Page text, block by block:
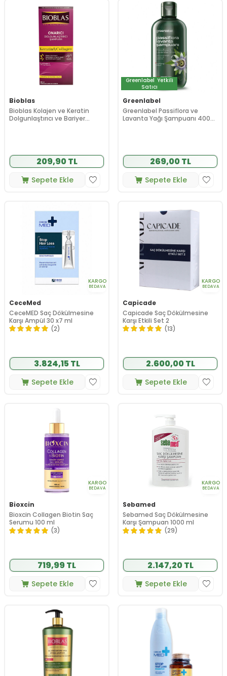
Bioblas
Bioblas Kolajen ve Keratin
Dolgunlaştırıcı ve Bariyer
209,90 TL
Sepete Ekle
Greenlabel Yetkili
Satıcı
Greenlabel
Greenlabel Passiflora ve
Lavanta Yağı Şampuanı 400
269,00 TL
Sepete Ekle
KARGO
BEDAVA
CeceMed
CeceMED Saç Dökülmesine
Karşı Ampül 30 x7 ml
(2)
3.824,15 TL
Sepete Ekle
KARGO
BEDAVA
Capicade
Capicade Saç Dökülmesine
Karşı Etkili Set 2
(13)
2.600,00 TL
Sepete Ekle
KARGO
BEDAVA
Bioxcin
Bioxcin Collagen Biotin Saç
Serumu 100 ml
(3)
719,99 TL
Sepete Ekle
KARGO
BEDAVA
Sebamed
Sebamed Saç Dökülmesine
Karşı Şampuan 1000 ml
(29)
2.147,20 TL
Sepete Ekle